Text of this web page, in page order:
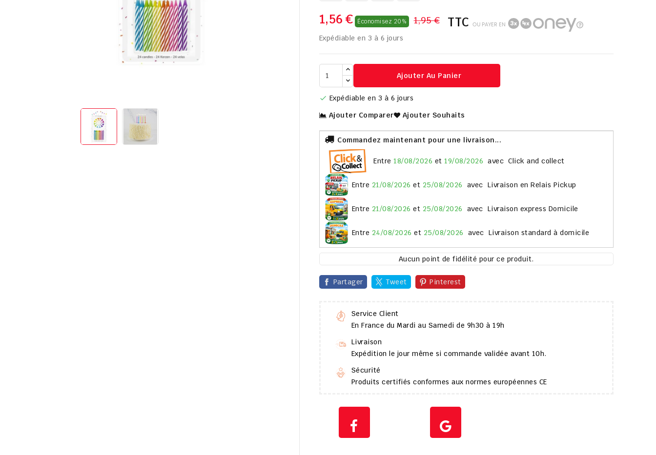
1,56 € Économisez 20% 1,95 € TTC OU PAYER EN
Expédiable en 3 à 6 jours
Ajouter Au Panier
 Expédiable en 3 à 6 jours
Ajouter Comparer
Ajouter Souhaits
Commandez maintenant pour une livraison...
entre 18/08/2026 et19/08/2026 avec Click and collect
entre 21/08/2026 et 25/08/2026 avec Livraison en Relais Pickup
entre 21/08/2026 et 25/08/2026 avec Livraison express Domicile
entre 24/08/2026 et 25/08/2026 avec Livraison standard à domicile
Aucun point de fidélité pour ce produit.
Partager Tweet Pinterest
Service Client
En France du Mardi au Samedi de 9h30 à 19h
Livraison
Expédition le jour même si commande validée avant 10h.
Sécurité
Produits certifiés conformes aux normes européennes CE